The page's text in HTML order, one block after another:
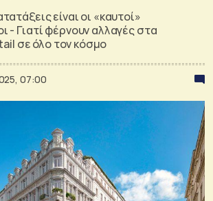
είναι οι «καυτοί»
- Γιατί φέρνουν αλλαγές στα
σε όλο τον κόσμο
07:00